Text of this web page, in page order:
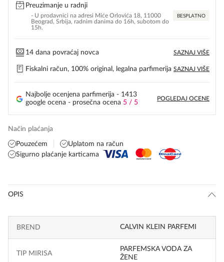
Preuzimanje u radnji
- U prodavnici na adresi Miće Orlovića 18, 11000
Beograd, Srbija, radnim danima do 16h, subotom do
15h.
BESPLATNO
14 dana povraćaj novca SAZNAJ VIŠE
Fiskalni račun, 100% original, legalna parfimerija SAZNAJ VIŠE
Najbolje ocenjena parfimerija - 1413
google ocena - prosečna ocena 5 / 5
POGLEDAJ OCENE
Način plaćanja
Pouzećem
Uplatom na račun
Sigurno plaćanje karticama
OPIS
BREND CALVIN KLEIN PARFEMI
TIP MIRISA
PARFEMSKA VODA ZA
ŽENE